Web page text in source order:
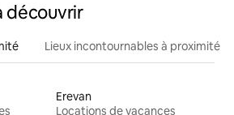
découvrir
Lieux incontournables à proximité
Erevan
Locations de vacances